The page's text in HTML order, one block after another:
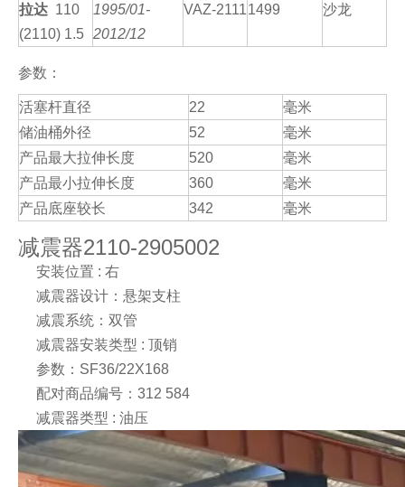
拉达 110
(2110) 1.5
1995/01-
2012/12
VAZ-21111499 沙龙
参数：
活塞杆直径 22
毫米
储油桶外径
52
毫米
产品最大拉伸长度
520
毫米
产品最小拉伸长度
360
毫米
产品底座较长
342 毫米
减震器2110-2905002
安装位置 : 右
减震器设计：悬架支柱
减震系统：双管
减震器安装类型 : 顶销
参数：SF36/22X168
配对商品编号：312 584
减震器类型 : 油压